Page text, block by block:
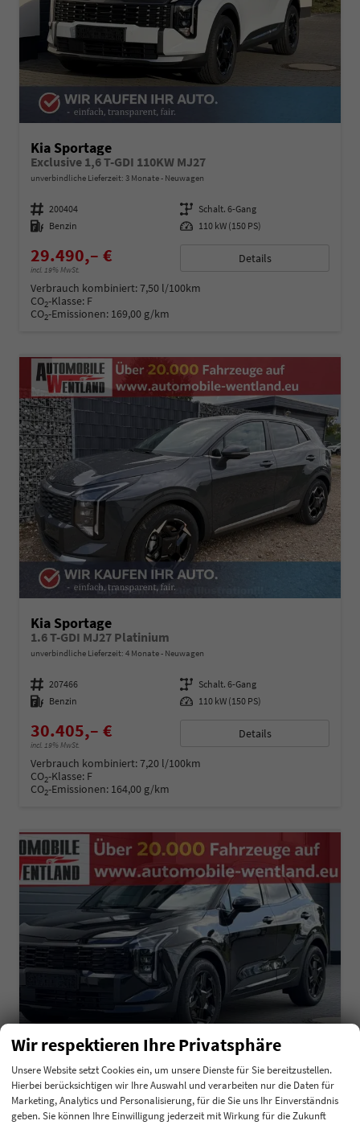
Kia Sportage
Exclusive 1,6 T-GDI 110KW MJ27
unverbindliche Lieferzeit: 3 Monate Neuwagen
Fahrzeugnummer 200404 Getriebe Schalt. 6-Gang
Kraftstoff Benzin Leistung 110 kW (150 PS)
29.490,– €
incl. 19% MwSt.
Details
Verbrauch kombiniert:7,50 l/100km
CO2-Klasse: F
CO2-Emissionen: 169,00 g/km
Kia Sportage
1.6 T-GDI MJ27 Platinium
unverbindliche Lieferzeit: 4 Monate Neuwagen
Fahrzeugnummer 207466 Getriebe Schalt. 6-Gang
Kraftstoff Benzin Leistung 110 kW (150 PS)
30.405,– €
incl. 19% MwSt.
Details
Verbrauch kombiniert:7,20 l/100km
CO2-Klasse: F
CO2-Emissionen: 164,00 g/km
Kia Sportage
Black Edition 1,6 T-GDI 110KW MJ27
Wir respektieren Ihre Privatsphäre
Unsere Website setzt Cookies ein, um unsere Dienste für Sie bereitzustellen.
Hierbei berücksichtigen wir Ihre Auswahl und verarbeiten nur die Daten für
Marketing, Analytics und Personalisierung, für die Sie uns Ihr Einverständnis
geben. Sie können Ihre Einwilligung jederzeit mit Wirkung für die Zukunft